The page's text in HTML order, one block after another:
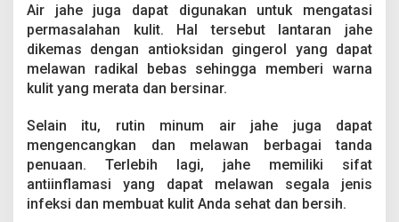
Air jahe juga dapat digunakan untuk mengatasi
permasalahan kulit. Hal tersebut lantaran jahe
dikemas dengan antioksidan gingerol yang dapat
melawan radikal bebas sehingga memberi warna
kulit yang merata dan bersinar.
Selain itu, rutin minum air jahe juga dapat
mengencangkan dan melawan berbagai tanda
penuaan. Terlebih lagi, jahe memiliki sifat
antiinflamasi yang dapat melawan segala jenis
infeksi dan membuat kulit Anda sehat dan bersih.